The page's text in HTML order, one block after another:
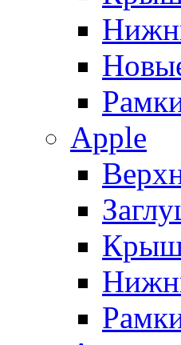
Apple